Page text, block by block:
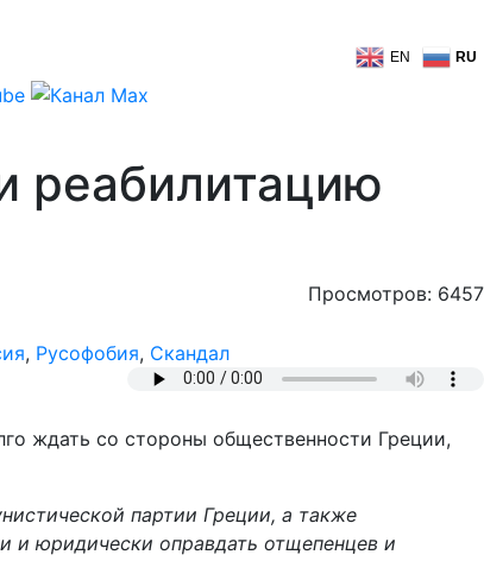
EN RU
реабилитацию
Просмотров: 6457
, Русофобия, Скандал
ждать со стороны общественности Греции,
партии Греции, а также
и юридически оправдать отщепенцев и